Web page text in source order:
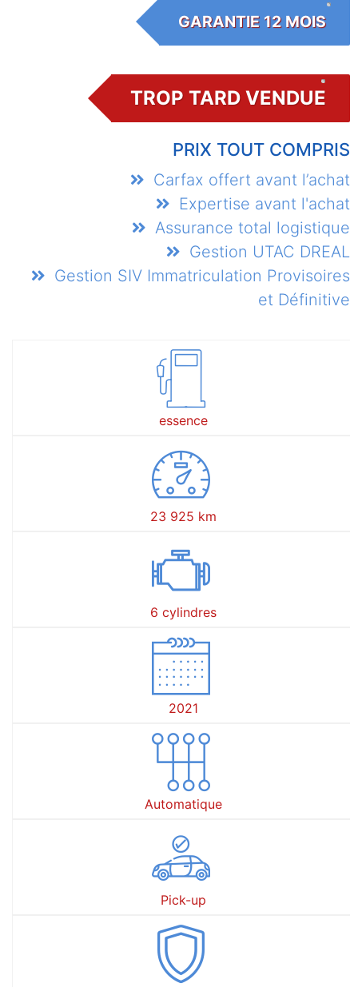
GARANTIE 12 MOIS
TROP TARD VENDUE
PRIX TOUT COMPRIS
Carfax offert avant l’achat
Expertise avant l'achat
Assurance total logistique
Gestion UTAC DREAL
Gestion SIV Immatriculation Provisoires
et Définitive
essence
23 925 km
6 cylindres
2021
Automatique
Pick-up